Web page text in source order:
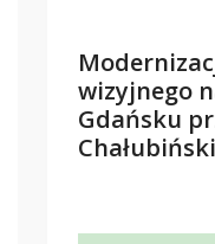
wizyjnego
Gdańsku